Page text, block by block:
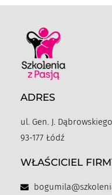
ADRES
ul. Gen. J.
93-177 Łódź
WŁAŚCICIEL